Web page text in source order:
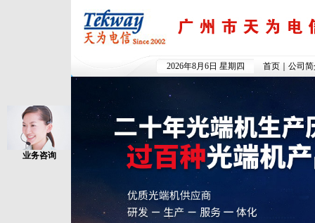
业务咨询
2026年8月6日 星期四 首页 公司